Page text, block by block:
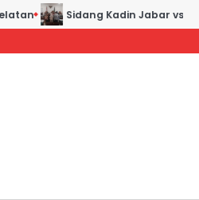
Sidang Kadin Jabar vs